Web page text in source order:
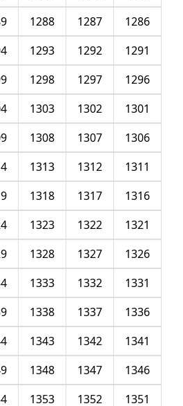
1286
1287
1288
1291
1292
1293
1296
1297
1298
1301
1302
1303
1306
1307
1308
1311
1312
1313
1316
1317
1318
1321
1322
1323
1326
1327
1328
1331
1332
1333
1336
1337
1338
1341
1342
1343
1346
1347
1348
1351
1352
1353